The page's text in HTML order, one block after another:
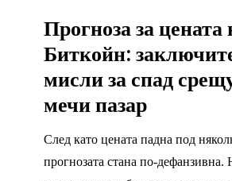
Прогноза за цената
Биткойн:
мисли за спад
мечи пазар
След като цената падна под
прогнозата стана по-дефанзивна.